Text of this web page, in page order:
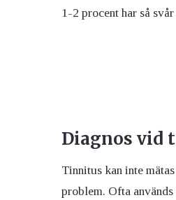
1-2 procent har så
Diagnos vid
Tinnitus kan inte
problem. Ofta